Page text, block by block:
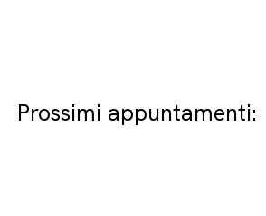
Prossimi appuntamenti: